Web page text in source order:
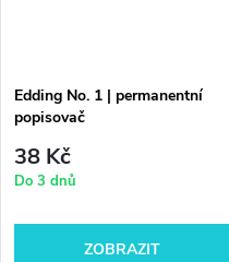
Edding No. 1 | permanentní
popisovač
38 Kč
Do 3 dnů
ZOBRAZIT